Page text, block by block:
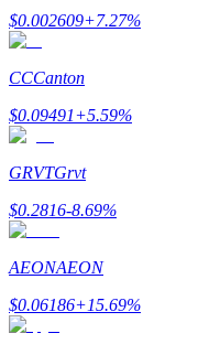
Партнеры Bitrue
Реферал
Пригласите друга,
вознаграждения
$0.002609+7.27%
CCCanton
$0.09491+5.59%
GRVTGrvt
$0.2816-8.69%
AEONAEON
$0.06186+15.69%